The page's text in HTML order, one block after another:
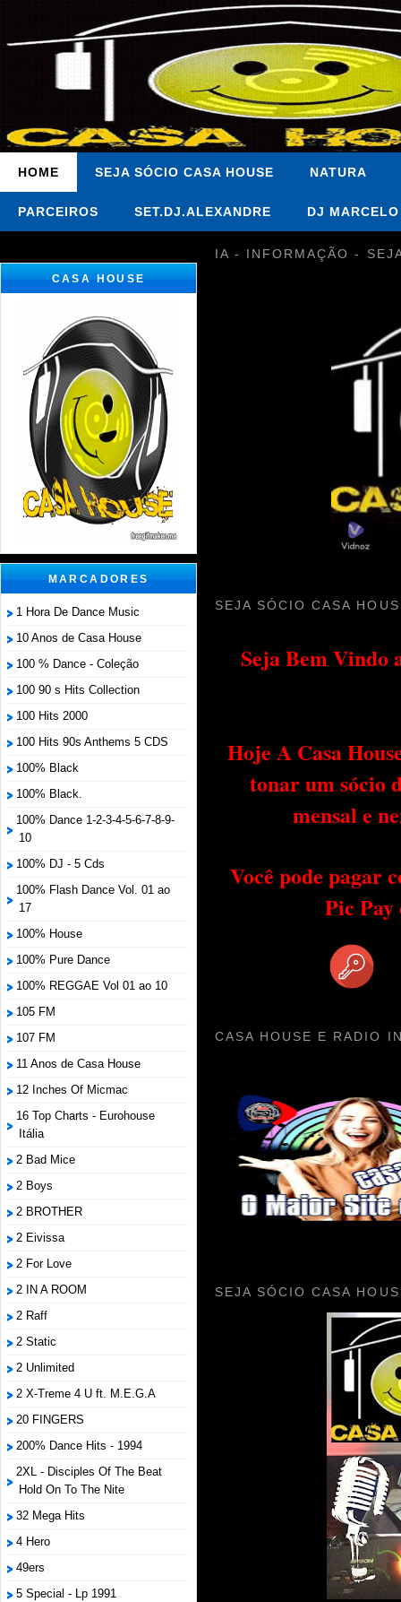
HOME SEJA SÓCIO CASA HOUSE NATURA
PARCEIROS SET.DJ.ALEXANDRE DJ
CASA HOUSE
MARCADORES
1 Hora De Dance Music
10 Anos de Casa House
100 % Dance - Coleção
100 90 s Hits Collection
100 Hits 2000
100 Hits 90s Anthems 5 CDS
100% Black
100% Black.
100% Dance 1-2-3-4-5-6-7-8-9-
10
100% DJ - 5 Cds
100% Flash Dance Vol. 01 ao
17
100% House
100% Pure Dance
100% REGGAE Vol 01 ao 10
105 FM
107 FM
11 Anos de Casa House
12 Inches Of Micmac
16 Top Charts - Eurohouse
Itália
2 Bad Mice
2 Boys
2 BROTHER
2 Eivissa
2 For Love
2 IN A ROOM
2 Raff
2 Static
2 Unlimited
2 X-Treme 4 U ft. M.E.G.A
20 FINGERS
200% Dance Hits - 1994
2XL - Disciples Of The Beat
Hold On To The Nite
32 Mega Hits
4 Hero
49ers
5 Special - Lp 1991
IA - INFORMAÇÃO -
SEJA SÓCIO CASA
Seja Bem Vindo
Hoje A Casa
tonar um sócio
mensal e
Você pode pagar
Pic
CASA HOUSE E RADIO
SEJA SÓCIO CASA